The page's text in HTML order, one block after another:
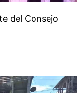
del Consejo